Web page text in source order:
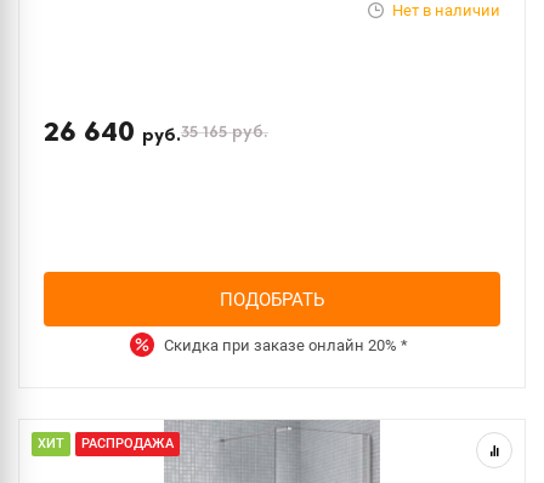
Нет в наличии
26 640 руб.35 165руб.
ПОДОБРАТЬ
Скидка при заказе онлайн 20% *
ХИТ РАСПРОДАЖА